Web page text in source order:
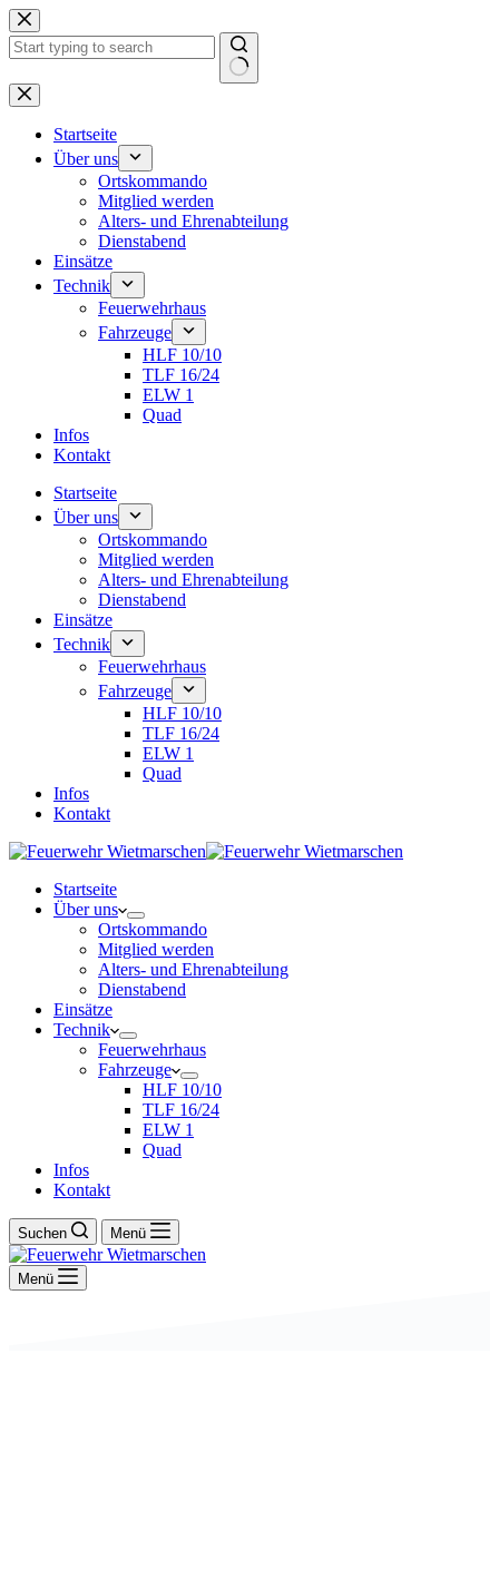
Zum
Inhalt
springen
Keine
Ergebnisse
Startseite
Über uns
Ortskommando
Mitglied werden
Alters- und Ehrenabteilung
Dienstabend
Einsätze
Technik
Feuerwehrhaus
Fahrzeuge
HLF 10/10
TLF 16/24
ELW 1
Quad
Infos
Kontakt
Startseite
Über uns
Ortskommando
Mitglied werden
Alters- und Ehrenabteilung
Dienstabend
Einsätze
Technik
Feuerwehrhaus
Fahrzeuge
HLF 10/10
TLF 16/24
ELW 1
Quad
Infos
Kontakt
Startseite
Über uns
Ortskommando
Mitglied werden
Alters- und Ehrenabteilung
Dienstabend
Einsätze
Technik
Feuerwehrhaus
Fahrzeuge
HLF 10/10
TLF 16/24
ELW 1
Quad
Infos
Kontakt
Suchen Menü
Menü